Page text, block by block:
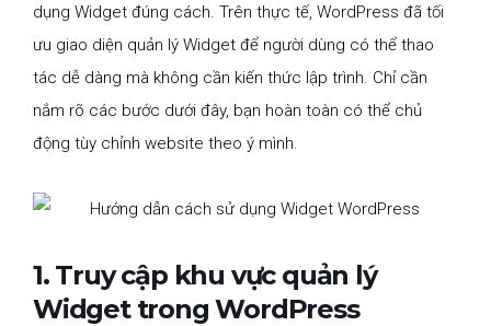
dụng Widget đúng cách. Trên thực tế, WordPress đã tối
ưu giao diện quản lý Widget để người dùng có thể thao
tác dễ dàng mà không cần kiến thức lập trình. Chỉ cần
nắm rõ các bước dưới đây, bạn hoàn toàn có thể chủ
động tùy chỉnh website theo ý mình.
1. Truy cập khu vực quản lý
Widget trong WordPress